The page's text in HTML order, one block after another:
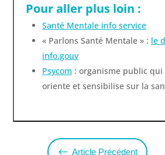
Pour aller plus loin :
Santé Mentale info service
« Parlons Santé Mentale » : le
info.gouv
Psycom : organisme public
oriente et sensibilise sur la
# Article Précédent